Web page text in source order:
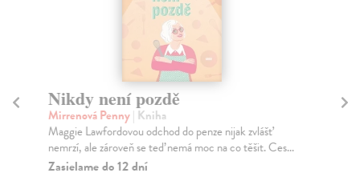
Nikdy není pozdě
Mirrenová Penny| Kniha
Maggie Lawfordovou odchod do penze nijak zvlášť
nemrzí, ale zároveň se teď nemá moc na co těšit. Ces...
Zasielame do 12 dní